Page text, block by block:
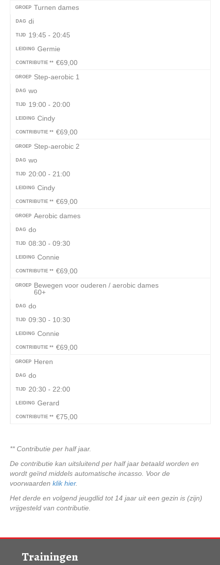
GROEP Turnen dames
DAG di
TIJD 19:45 - 20:45
LEIDING Germie
CONTRIBUTIE ** €69,00
GROEP Step-aerobic 1
DAG wo
TIJD 19:00 - 20:00
LEIDING Cindy
CONTRIBUTIE ** €69,00
GROEP Step-aerobic 2
DAG wo
TIJD 20:00 - 21:00
LEIDING Cindy
CONTRIBUTIE ** €69,00
GROEP Aerobic dames
DAG do
TIJD 08:30 - 09:30
LEIDING Connie
CONTRIBUTIE ** €69,00
GROEP
Bewegen voor ouderen / aerobic dames
60+
DAG do
TIJD 09:30 - 10:30
LEIDING Connie
CONTRIBUTIE ** €69,00
GROEP Heren
DAG do
TIJD 20:30 - 22:00
LEIDING Gerard
CONTRIBUTIE ** €75,00
** Contributie per half jaar.
De contributie kan uitsluitend per half jaar betaald worden en
wordt geïnd middels automatische incasso. Voor de
voorwaarden klik hier.
Het derde en volgend jeugdlid tot 14 jaar uit een gezin is (zijn)
vrijgesteld van contribu­tie.
Trainingen